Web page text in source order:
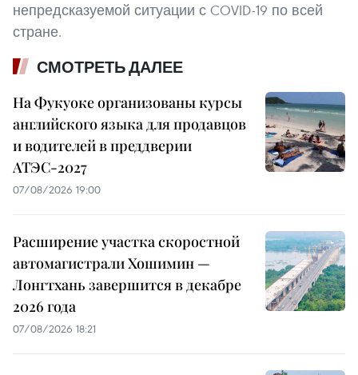
непредсказуемой ситуации с COVID-19 по всей
стране.
СМОТРЕТЬ ДАЛЕЕ
На Фукуоке организованы курсы
английского языка для продавцов
и водителей в преддверии
АТЭС-2027
07/08/2026 19:00
Расширение участка скоростной
автомагистрали Хошимин —
Лонгтхань завершится в декабре
2026 года
07/08/2026 18:21